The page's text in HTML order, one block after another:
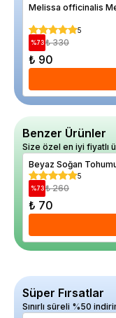
Melissa officinalis
5
%73 ₺ 330
₺ 90
Benzer Ürünler
Size özel en iyi fiyatlı
Beyaz Soğan
5
%73 ₺ 260
₺ 70
Süper Fırsatlar
Sınırlı süreli %50